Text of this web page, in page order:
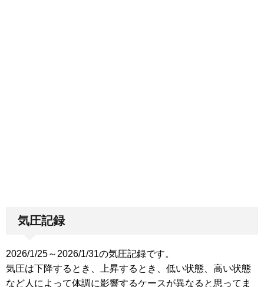
気圧記録
2026/1/25～2026/1/31の気圧記録です。
気圧は下降するとき、上昇するとき、低い状態、高い状態
など人によって体調に影響するケースが異なると思ってま